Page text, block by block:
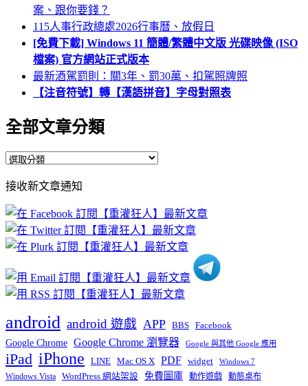
案、跟你要錢？
115人事行政總處2026行事曆、放假日
[免費下載] Windows 11 簡體/繁體中文版 光碟映像 (ISO
檔案) 官方網站正式版本
最新酒駕罰則：關3年、罰30萬、扣駕照牌照
【注音符號】轉【漢語拼音】字母對照表
全部文章分類
全
文
章
分
類
接收新文章通知
android android 遊戲 APP BBS Facebook
Google Chrome Google Chrome 瀏覽器 Google 與其他 Google 應用
iPad iPhone LINE Mac OS X PDF widget Windows 7
Windows Vista WordPress 網站架設 免費圖庫 動作遊戲 動態桌布